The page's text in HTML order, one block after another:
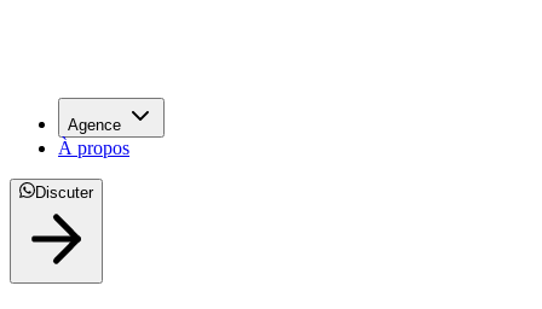
Agence
À propos
Discuter